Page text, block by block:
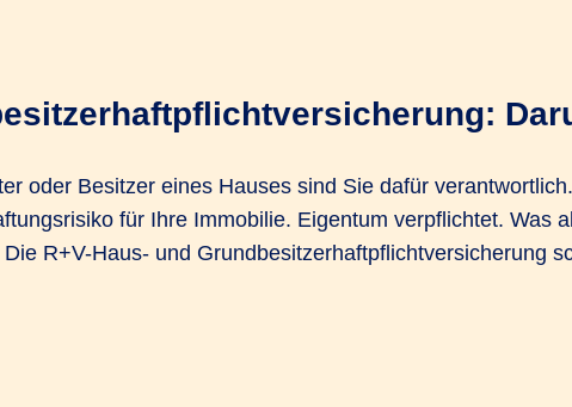
oder Besitzer eines Hauses sind Sie dafür
für Ihre Immobilie. Eigentum verpflichtet. Was
R+V-Haus- und Grundbesitzerhaftpflichtversicherung